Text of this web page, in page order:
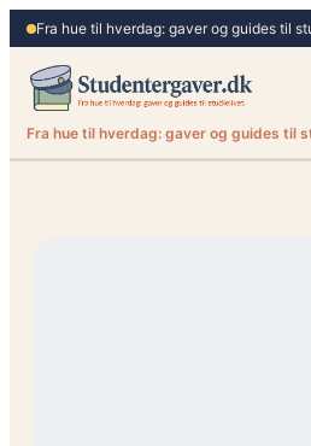
Spring
til
indhold
Fra hue til hverdag: gaver og guides til
Fra hue til hverdag: gaver og guides til